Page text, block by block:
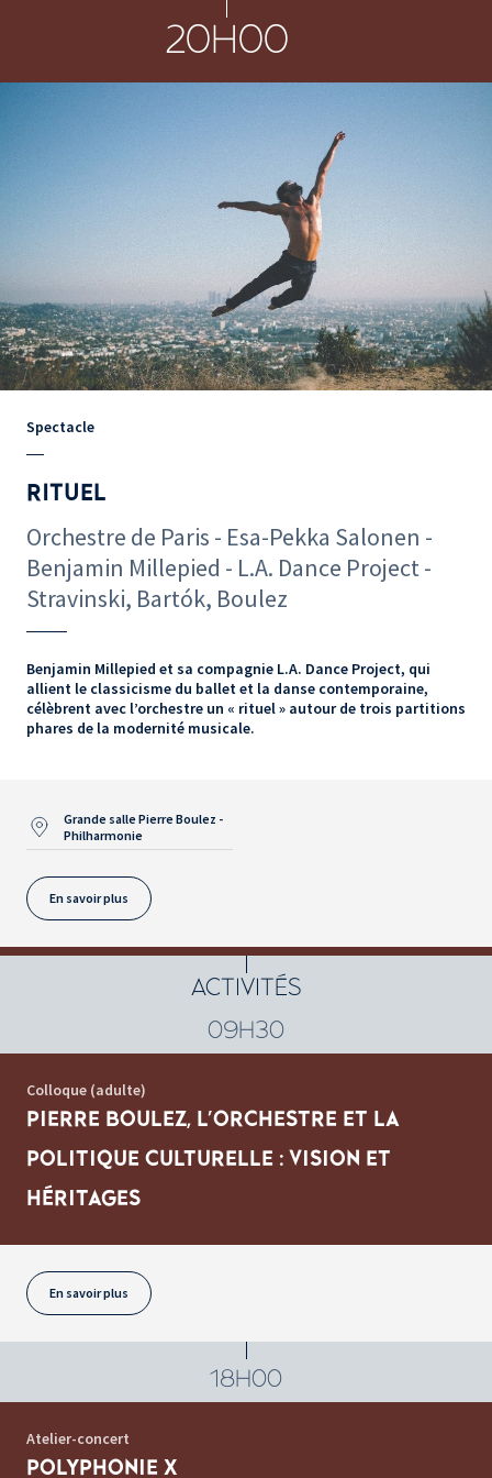
20H00
Spectacle
RITUEL
Orchestre de Paris - Esa-Pekka Salonen -
Benjamin Millepied - L.A. Dance Project -
Stravinski, Bartók, Boulez
Benjamin Millepied et sa compagnie L.A. Dance Project, qui
allient le classicisme du ballet et la danse contemporaine,
célèbrent avec l’orchestre un « rituel » autour de trois partitions
phares de la modernité musicale.
Grande salle Pierre Boulez -
Philharmonie
En savoir plus
ACTIVITÉS
09H30
Colloque (adulte)
PIERRE BOULEZ, L'ORCHESTRE ET LA
POLITIQUE CULTURELLE : VISION ET
HÉRITAGES
En savoir plus
18H00
Atelier-concert
POLYPHONIE X